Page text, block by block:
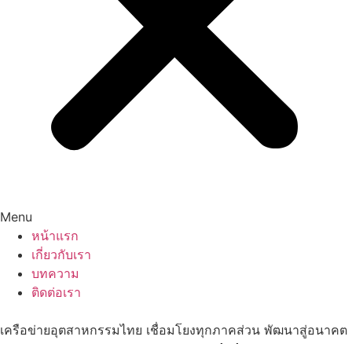
Menu
หน้าแรก
เกี่ยวกับเรา
บทความ
ติดต่อเรา
เครือข่ายอุตสาหกรรมไทย เชื่อมโยงทุกภาคส่วน พัฒนาสู่อนาคต